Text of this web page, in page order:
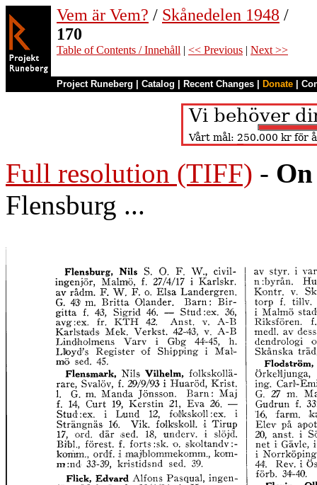
Vem är Vem? / Skånedelen 1948 /
170
Table of Contents / Innehåll | << Previous | Next >>
Project Runeberg Catalog Recent Changes Donate
Full resolution (TIFF) -
Flensburg ...